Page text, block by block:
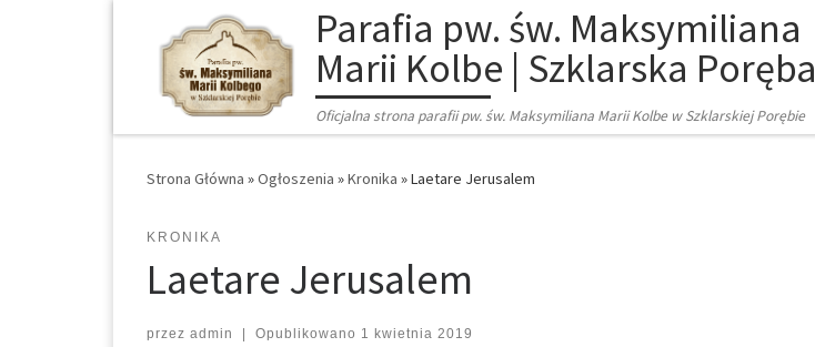
Parafia pw. św. Maksymiliana
Marii Kolbe | Szklarska Poręba
Oficjalna strona parafii pw. św. Maksymiliana Marii Kolbe w Szklarskiej Porębie
Strona Główna »Ogłoszenia »Kronika »Laetare Jerusalem
KRONIKA
Laetare Jerusalem
przez admin | Opublikowano 1 kwietnia 2019